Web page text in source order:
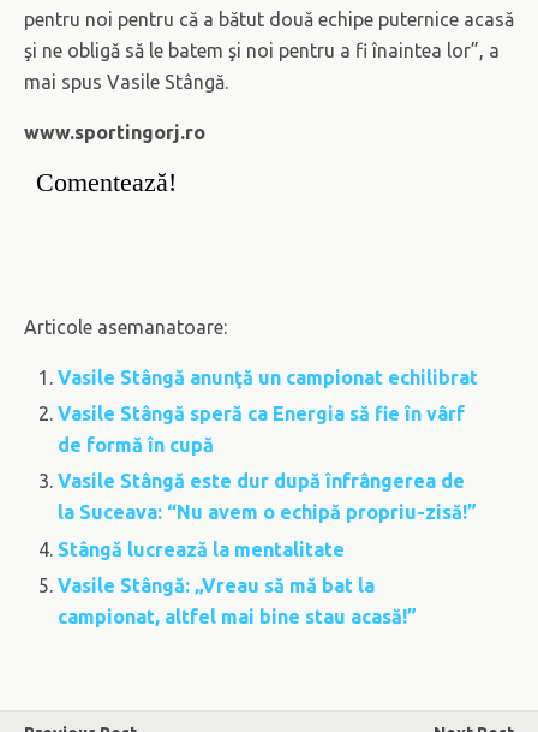
pentru noi pentru că a bătut două echipe puternice acasă
şi ne obligă să le batem şi noi pentru a fi înaintea lor”, a
mai spus Vasile Stângă.
www.sportingorj.ro
Comentează!
Articole asemanatoare:
Vasile Stângă anunţă un campionat echilibrat
Vasile Stângă speră ca Energia să fie în vârf
de formă în cupă
Vasile Stângă este dur după înfrângerea de
la Suceava: “Nu avem o echipă propriu-zisă!”
Stângă lucrează la mentalitate
Vasile Stângă: „Vreau să mă bat la
campionat, altfel mai bine stau acasă!”